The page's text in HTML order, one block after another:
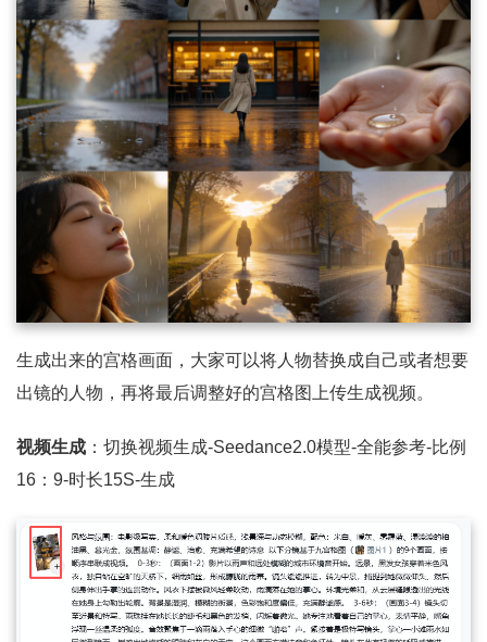
生成出来的宫格画面，大家可以将人物替换成自己或者想要
出镜的人物，再将最后调整好的宫格图上传生成视频。
视频生成 ：切换视频生成-Seedance2.0模型-全能参考-比例
16：9-时长15S-生成